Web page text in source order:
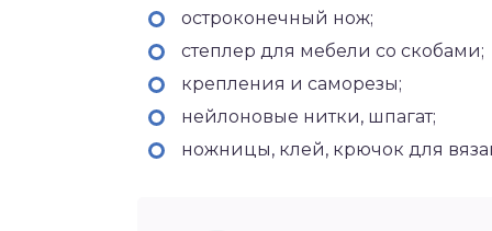
остроконечный нож;
степлер для мебели со скобами;
крепления и саморезы;
нейлоновые нитки, шпагат;
ножницы, клей, крючок для